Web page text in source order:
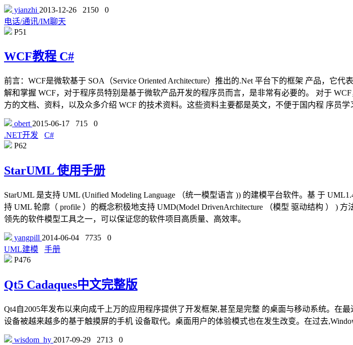
yianzhi 2013-12-26 2150
0
电话/通讯/IM聊天
P51
WCF教程 C#
前言：WCF是微软基于 SOA（Service Oriented Architecture）推出的.Net 平台下的框架 产品，它
解和掌握 WCF，对于程序员特别是基于微软产品开发的程序员而言，是非常有必要的。 对于
方的文档、资料，以及众多介绍 WCF 的技术资料。这些资料主要都是英文，不便于国内程 序员学
obert 2015-06-17 715
0
.NET开发
C#
P62
StarUML 使用手册
StarUML 是支持 UML (Unified Modeling Language （统一模型语言 )) 的建模平台软件。基 于
持 UML 轮廓（ profile ）的概念积极地支持 UMD(Model DrivenArchitecture （模型 驱动结构 ） )
领先的软件模型工具之一，可以保证您的软件项目高质量、高效率。
yangpill 2014-06-04 7735
0
UML建模
手册
P476
Qt5 Cadaques中文完整版
Qt4自2005年发布以来向成千上万的应用程序提供了开发框架,甚至是完整 的桌面与移动系统。在
设备被越来越多的基于触摸屏的手机 设备取代。桌面用户的体验模式也在发生改变。在过去
wisdom_hy 2017-09-29 2713
0